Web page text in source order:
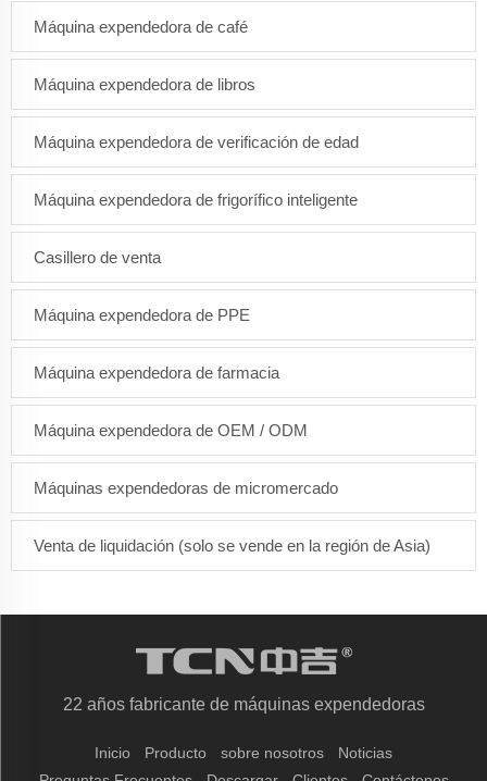
Máquina expendedora de café
Máquina expendedora de libros
Máquina expendedora de verificación de edad
Máquina expendedora de frigorífico inteligente
Casillero de venta
Máquina expendedora de PPE
Máquina expendedora de farmacia
Máquina expendedora de OEM / ODM
Máquinas expendedoras de micromercado
Venta de liquidación (solo se vende en la región de Asia)
22 años fabricante de máquinas expendedoras
Inicio Producto sobre nosotros
Noticias